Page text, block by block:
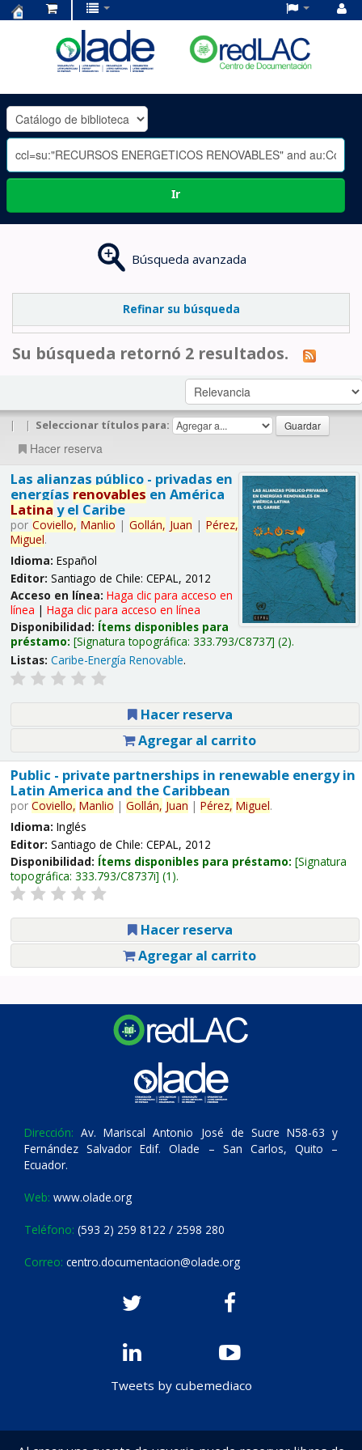
OLADE
-
Ir
Búsqueda avanzada
Refinar su búsqueda
Su búsqueda retornó 2 resultados.
| | Seleccionar títulos para:
Hacer reserva
Las alianzas público - privadas en
energías renovables en América
Latina y el Caribe
por Coviello, Manlio | Gollán, Juan | Pérez,
Miguel.
Idioma: Español
Editor: Santiago de Chile: CEPAL, 2012
Acceso en línea: Haga clic para acceso en
línea | Haga clic para acceso en línea
Disponibilidad: Ítems disponibles para
préstamo: Signatura topográfica: 333.793/C8737 (2).
Listas: Caribe-Energía Renovable.
Hacer reserva
Agregar al carrito
Public - private partnerships in renewable energy in
Latin America and the Caribbean
por Coviello, Manlio | Gollán, Juan | Pérez, Miguel.
Idioma: Inglés
Editor: Santiago de Chile: CEPAL, 2012
Disponibilidad: Ítems disponibles para préstamo: Signatura
topográfica: 333.793/C8737i (1).
Hacer reserva
Agregar al carrito
Dirección: Av. Mariscal Antonio José de Sucre N58-63 y
Fernández Salvador Edif. Olade – San Carlos, Quito –
Ecuador.
Web: www.olade.org
Teléfono: (593 2) 259 8122 / 2598 280
Correo: centro.documentacion@olade.org
Tweets by cubemediaco